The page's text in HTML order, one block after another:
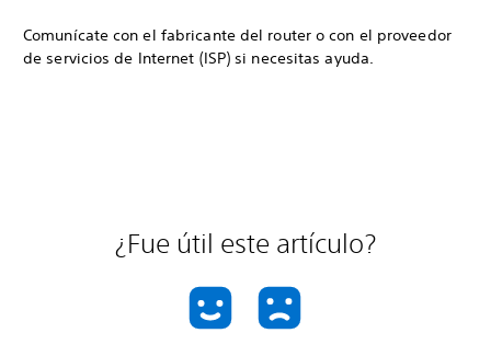
Comunícate con el fabricante del router o con el proveedor
de servicios de Internet (ISP) si necesitas ayuda.
¿Fue útil este artículo?